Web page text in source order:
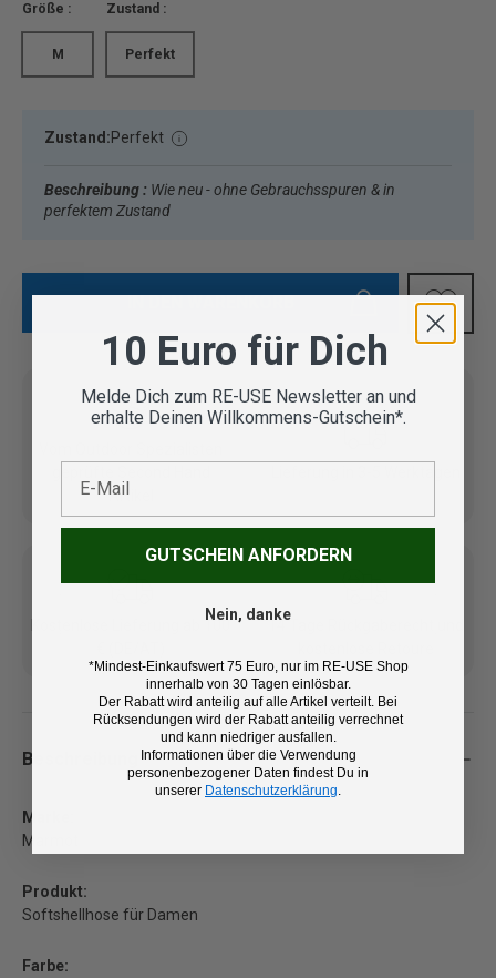
Größe :
M
Zustand :
Perfekt
Zustand:Perfekt
Beschreibung : Wie neu - ohne Gebrauchsspuren & in
perfektem Zustand
IN DEN WARENKORB
Artikel
Kostenlose Lieferung ab 100
14 Tage Rückgaberecht und
Beschreibung
Marke:
Marmot
Produkt:
Softshellhose für Damen
Farbe:
10 Euro für Dich
Melde Dich zum RE-USE Newsletter an und
erhalte Deinen Willkommens-Gutschein*.
GUTSCHEIN ANFORDERN
Nein, danke
*Mindest-Einkaufswert 75 Euro, nur im RE-USE Shop
innerhalb von 30 Tagen einlösbar.
Der Rabatt wird anteilig auf alle Artikel verteilt. Bei
Rücksendungen wird der Rabatt anteilig verrechnet
und kann niedriger ausfallen.
Informationen über die Verwendung
personenbezogener Daten findest Du in
unserer Datenschutzerklärung